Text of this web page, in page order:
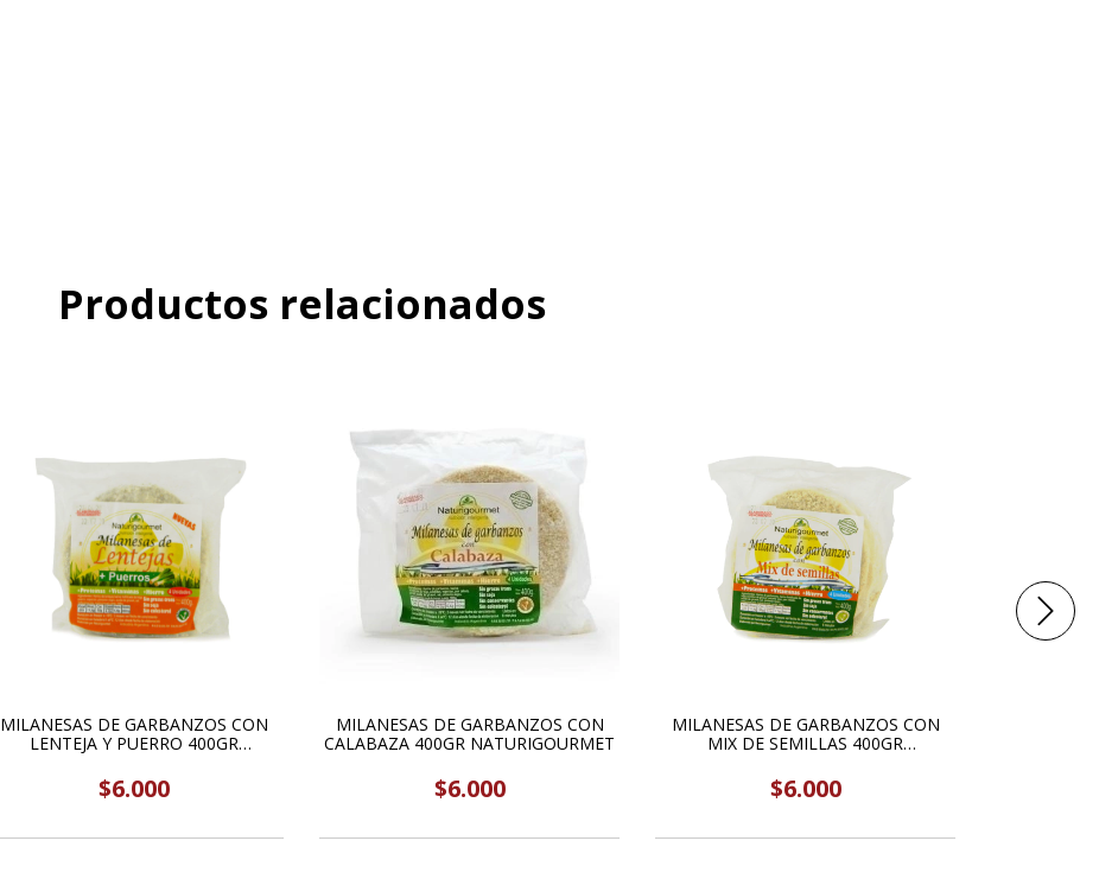
Productos relacionados
MILANESAS DE GARBANZOS CON
LENTEJA Y PUERRO 400GR
$6.000
MILANESAS DE GARBANZOS CON
CALABAZA 400GR NATURIGOURMET
$6.000
MILANESAS DE GARBANZOS CON
MIX DE SEMILLAS 400GR
$6.000